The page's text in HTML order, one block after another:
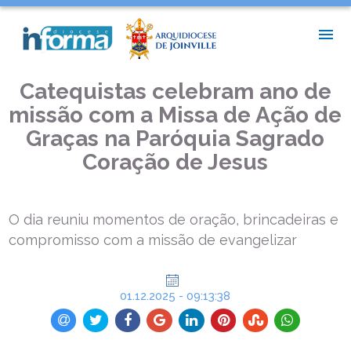
CATEQUISTAS CELEBRAM ANO DE MISSÃO COM A MISSA DE
AÇÃO DE GRAÇAS NA PARÓQUIA SAGRADO CORAÇÃO DE JESUS
Catequistas celebram ano de
missão com a Missa de Ação de
Graças na Paróquia Sagrado
Coração de Jesus
O dia reuniu momentos de oração, brincadeiras e
compromisso com a missão de evangelizar
01.12.2025 - 09:13:38